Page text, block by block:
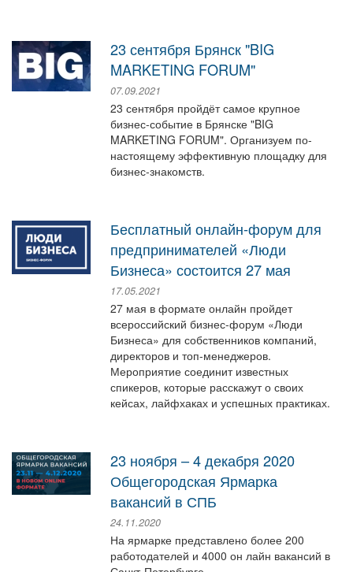
23 сентября Брянск "BIG
MARKETING FORUM"
07.09.2021
23 сентября пройдёт самое крупное
бизнес-событие в Брянске "BIG
MARKETING FORUM". Организуем по-
настоящему эффективную площадку для
бизнес-знакомств.
Бесплатный онлайн-форум для
предпринимателей «Люди
Бизнеса» состоится 27 мая
17.05.2021
27 мая в формате онлайн пройдет
всероссийский бизнес-форум «Люди
Бизнеса» для собственников компаний,
директоров и топ-менеджеров.
Мероприятие соединит известных
спикеров, которые расскажут о своих
кейсах, лайфхаках и успешных практиках.
23 ноября – 4 декабря 2020
Общегородская Ярмарка
вакансий в СПБ
24.11.2020
На ярмарке представлено более 200
работодателей и 4000 он лайн вакансий в